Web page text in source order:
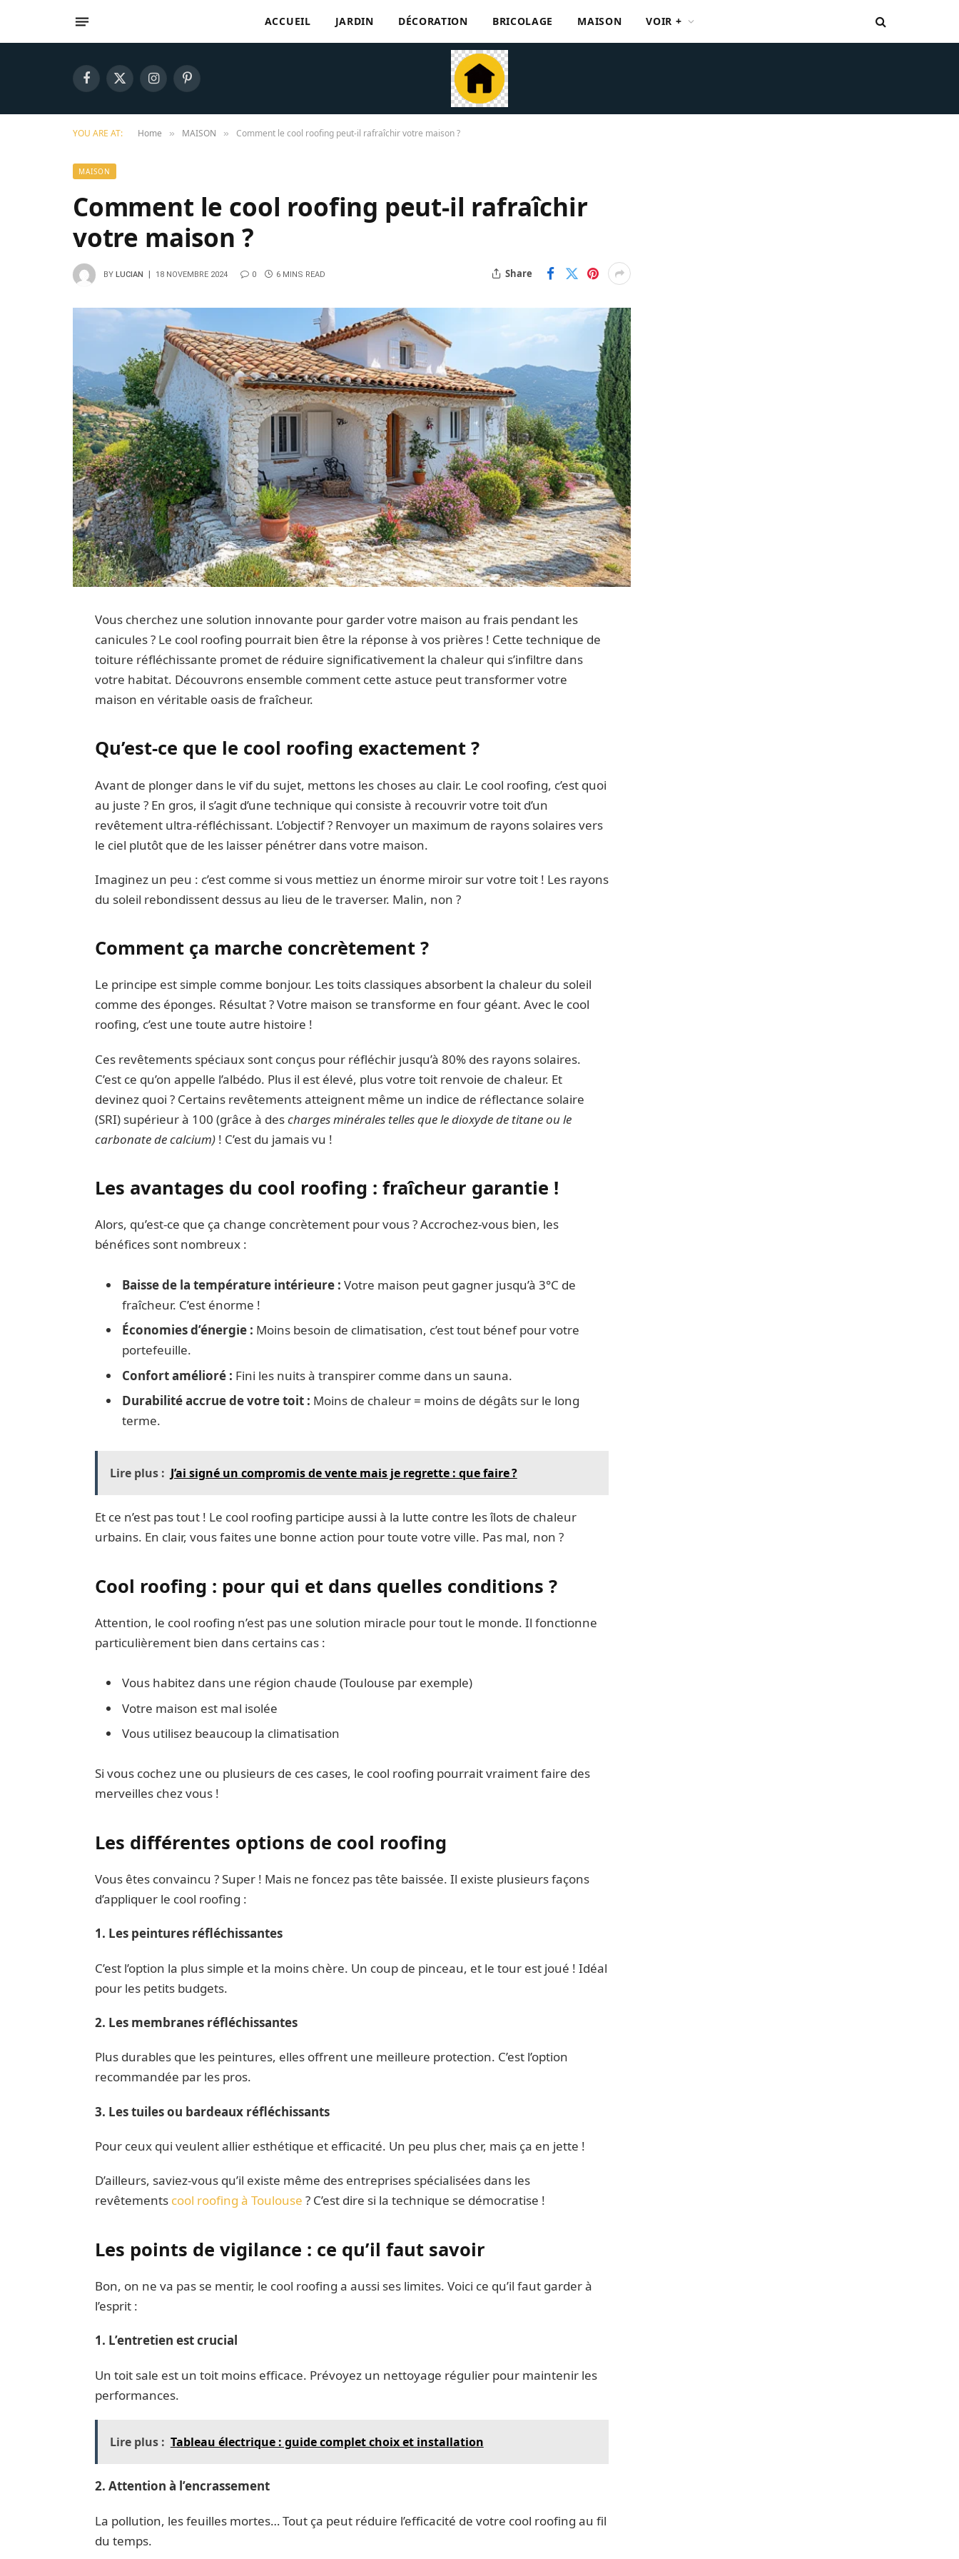
ACCUEIL JARDIN DÉCORATION BRICOLAGE MAISON VOIR +
Facebook
X
InstagramPinterest
YOU ARE AT: Home » MAISON » Comment le cool roofing peut-il rafraîchir votre maison ?
MAISON
Comment le cool roofing peut-il rafraîchir
votre maison ?
BY LUCIAN 18 NOVEMBRE 2024 0 6 MINS READ Share
Vous cherchez une solution innovante pour garder votre maison au frais pendant les
canicules ? Le cool roofing pourrait bien être la réponse à vos prières ! Cette technique de
toiture réfléchissante promet de réduire significativement la chaleur qui s’infiltre dans
votre habitat. Découvrons ensemble comment cette astuce peut transformer votre
maison en véritable oasis de fraîcheur.
Qu’est-ce que le cool roofing exactement ?
Avant de plonger dans le vif du sujet, mettons les choses au clair. Le cool roofing, c’est quoi
au juste ? En gros, il s’agit d’une technique qui consiste à recouvrir votre toit d’un
revêtement ultra-réfléchissant. L’objectif ? Renvoyer un maximum de rayons solaires vers
le ciel plutôt que de les laisser pénétrer dans votre maison.
Imaginez un peu : c’est comme si vous mettiez un énorme miroir sur votre toit ! Les rayons
du soleil rebondissent dessus au lieu de le traverser. Malin, non ?
Comment ça marche concrètement ?
Le principe est simple comme bonjour. Les toits classiques absorbent la chaleur du soleil
comme des éponges. Résultat ? Votre maison se transforme en four géant. Avec le cool
roofing, c’est une toute autre histoire !
Ces revêtements spéciaux sont conçus pour réfléchir jusqu’à 80% des rayons solaires.
C’est ce qu’on appelle l’albédo. Plus il est élevé, plus votre toit renvoie de chaleur. Et
devinez quoi ? Certains revêtements atteignent même un indice de réflectance solaire
(SRI) supérieur à 100 (grâce à descharges minérales telles que le dioxyde de titane ou le
carbonate de calcium)! C’est du jamais vu !
Les avantages du cool roofing : fraîcheur garantie !
Alors, qu’est-ce que ça change concrètement pour vous ? Accrochez-vous bien, les
bénéfices sont nombreux :
Baisse de la température intérieure : Votre maison peut gagner jusqu’à 3°C de
fraîcheur. C’est énorme !
Économies d’énergie : Moins besoin de climatisation, c’est tout bénef pour votre
portefeuille.
Confort amélioré : Fini les nuits à transpirer comme dans un sauna.
Durabilité accrue de votre toit : Moins de chaleur = moins de dégâts sur le long
terme.
Lire plus : J’ai signé un compromis de vente mais je regrette : que faire ?
Et ce n’est pas tout ! Le cool roofing participe aussi à la lutte contre les îlots de chaleur
urbains. En clair, vous faites une bonne action pour toute votre ville. Pas mal, non ?
Cool roofing : pour qui et dans quelles conditions ?
Attention, le cool roofing n’est pas une solution miracle pour tout le monde. Il fonctionne
particulièrement bien dans certains cas :
Vous habitez dans une région chaude (Toulouse par exemple)
Votre maison est mal isolée
Vous utilisez beaucoup la climatisation
Si vous cochez une ou plusieurs de ces cases, le cool roofing pourrait vraiment faire des
merveilles chez vous !
Les différentes options de cool roofing
Vous êtes convaincu ? Super ! Mais ne foncez pas tête baissée. Il existe plusieurs façons
d’appliquer le cool roofing :
1. Les peintures réfléchissantes
C’est l’option la plus simple et la moins chère. Un coup de pinceau, et le tour est joué ! Idéal
pour les petits budgets.
2. Les membranes réfléchissantes
Plus durables que les peintures, elles offrent une meilleure protection. C’est l’option
recommandée par les pros.
3. Les tuiles ou bardeaux réfléchissants
Pour ceux qui veulent allier esthétique et efficacité. Un peu plus cher, mais ça en jette !
D’ailleurs, saviez-vous qu’il existe même des entreprises spécialisées dans les
revêtements cool roofing à Toulouse ? C’est dire si la technique se démocratise !
Les points de vigilance : ce qu’il faut savoir
Bon, on ne va pas se mentir, le cool roofing a aussi ses limites. Voici ce qu’il faut garder à
l’esprit :
1. L’entretien est crucial
Un toit sale est un toit moins efficace. Prévoyez un nettoyage régulier pour maintenir les
performances.
Lire plus : Tableau électrique : guide complet choix et installation
2. Attention à l’encrassement
La pollution, les feuilles mortes… Tout ça peut réduire l’efficacité de votre cool roofing au fil
du temps.